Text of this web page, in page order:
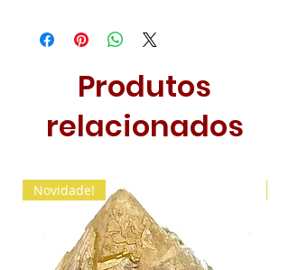
Produtos
relacionados
Novidade!